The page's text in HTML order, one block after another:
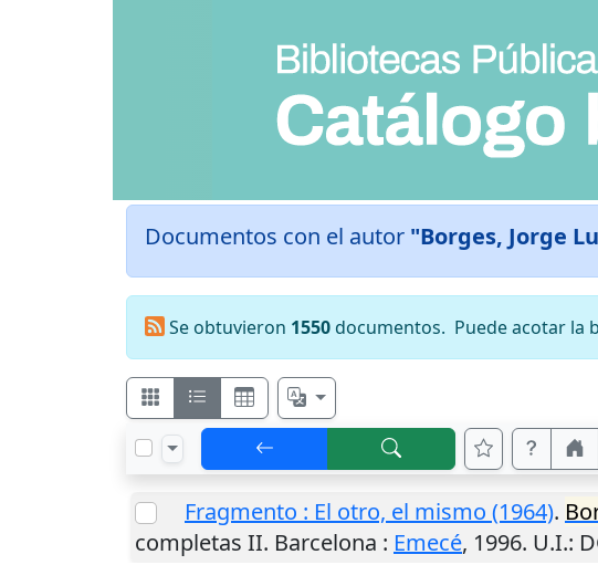
Documentos con el autor "Borges, Jorge
Se obtuvieron 1550documentos. Puede acotar la
Fragmento : El otro, el mismo (1964).
completas II. Barcelona : Emecé, 1996. U.I.: